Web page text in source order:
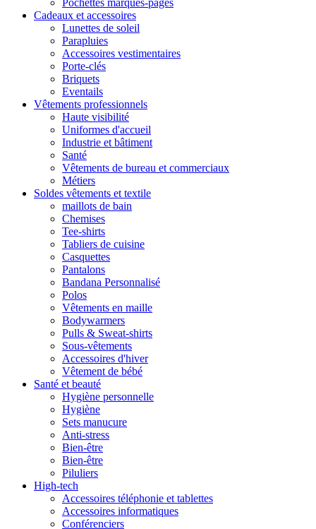
Cadeaux et accessoires
Lunettes de soleil
Parapluies
Accessoires vestimentaires
Porte-clés
Briquets
Eventails
Vêtements professionnels
Haute visibilité
Uniformes d'accueil
Industrie et bâtiment
Santé
Vêtements de bureau et commerciaux
Métiers
Soldes vêtements et textile
maillots de bain
Chemises
Tee-shirts
Tabliers de cuisine
Casquettes
Pantalons
Bandana Personnalisé
Polos
Vêtements en maille
Bodywarmers
Pulls & Sweat-shirts
Sous-vêtements
Accessoires d'hiver
Vêtement de bébé
Santé et beauté
Hygiène personnelle
Hygiène
Sets manucure
Anti-stress
Bien-être
Bien-être
Piluliers
High-tech
Accessoires téléphonie et tablettes
Accessoires informatiques
Conférenciers